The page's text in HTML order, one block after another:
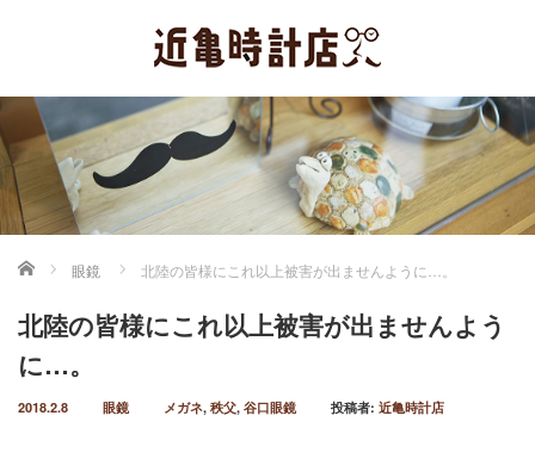
ホーム 眼鏡 北陸の皆様にこれ以上被害が出ませんように…。
北陸の皆様にこれ以上被害が出ませんよう
に…。
2018.2.8 眼鏡 メガネ, 秩父, 谷口眼鏡 投稿者: 近亀時計店